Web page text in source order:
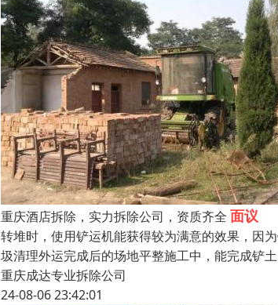
重庆酒店拆除，实力拆除公司，资质齐全 面议
转堆时，使用铲运机能获得较为满意的效果，因
圾清理外运完成后的场地平整施工中，能完成铲
重庆成达专业拆除公司
24-08-06 23:42:01